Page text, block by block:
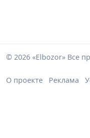
© 2026 «Elbozor» Все
О проекте Реклама